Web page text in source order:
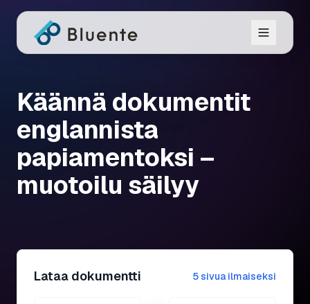
Käännä dokumentit
englannista
papiamentoksi –
muotoilu säilyy
Lataa dokumentti 5 sivua ilmaiseksi